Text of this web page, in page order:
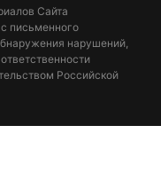
Сайта
письменного
нарушений,
Российской